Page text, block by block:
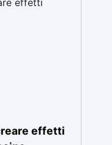
senza creare
per gioielli in
effetti